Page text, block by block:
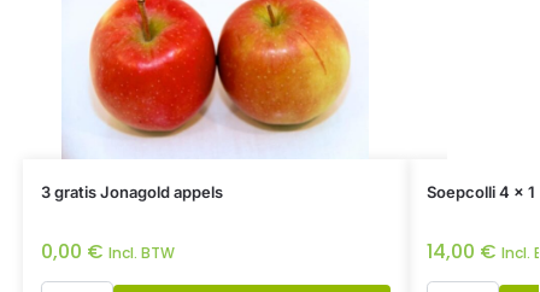
3 gratis Jonagold appels
0,00 € Incl. BTW
Soepcolli 4 x 1
14,00 € Incl.